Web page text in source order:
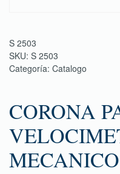
S 2503
SKU: S 2503
Categoría: Catalogo
CORONA